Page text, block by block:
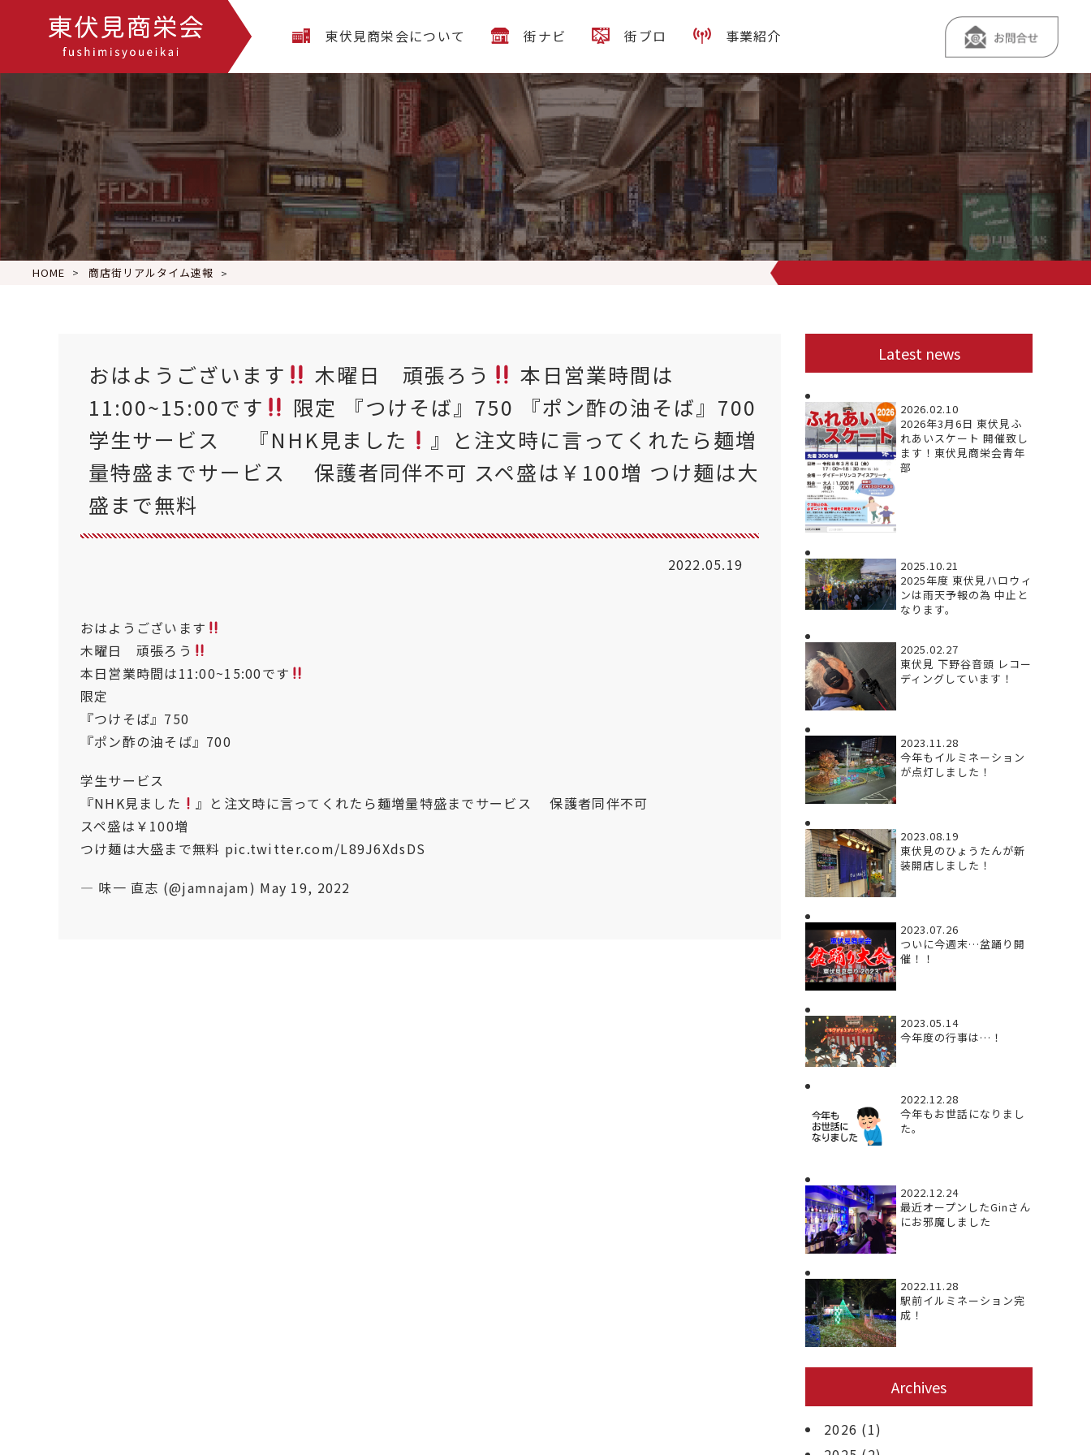
東伏見商栄会について 街ナビ 街ブロ 事業紹介
HOME 商店街リアルタイム速報 限定 『つけそば』750 『ポン酢の油そば』700 学生サービス 『NHK見ました
おはようございます 木曜日 頑張ろう
本日営業時間は
11:00~15:00です
限定 『つけそば』750 『ポン酢の油そば』700
学生サービス 『NHK見ました
』と注文時に言ってくれたら麺増
量特盛までサービス 保護者同伴不可 スペ盛は￥100増 つけ麺は大
盛まで無料
2022.05.19
おはようございます
木曜日 頑張ろう
本日営業時間は11:00~15:00です
限定
『つけそば』750
『ポン酢の油そば』700
学生サービス
『NHK見ました
』と注文時に言ってくれたら麺増量特盛までサービス 保護者同伴不可
スペ盛は￥100増
つけ麺は大盛まで無料 pic.twitter.com/L89J6XdsDS
— 味一 直志 (@jamnajam) May 19, 2022
Latest news
2026.02.10
2026年3月6日 東伏見ふ
れあいスケート 開催致し
ます！東伏見商栄会青年
部
2025.10.21
2025年度 東伏見ハロウィ
ンは雨天予報の為 中止と
なります。
2025.02.27
東伏見 下野谷音頭 レコー
ディングしています！
2023.11.28
今年もイルミネーション
が点灯しました！
2023.08.19
東伏見のひょうたんが新
装開店しました！
2023.07.26
ついに今週末…盆踊り開
催！！
2023.05.14
今年度の行事は…！
2022.12.28
今年もお世話になりまし
た。
2022.12.24
最近オープンしたGinさん
にお邪魔しました
2022.11.28
駅前イルミネーション完
成！
Archives
2026 (1)